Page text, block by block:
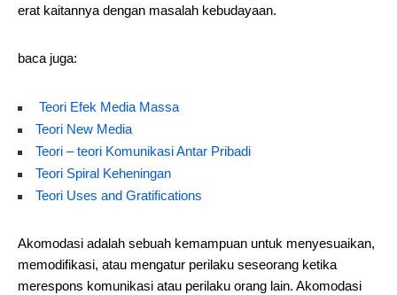
erat kaitannya dengan masalah kebudayaan.
baca juga:
Teori Efek Media Massa
Teori New Media
Teori – teori Komunikasi Antar Pribadi
Teori Spiral Keheningan
Teori Uses and Gratifications
Akomodasi adalah sebuah kemampuan untuk menyesuaikan,
memodifikasi, atau mengatur perilaku seseorang ketika
merespons komunikasi atau perilaku orang lain. Akomodasi